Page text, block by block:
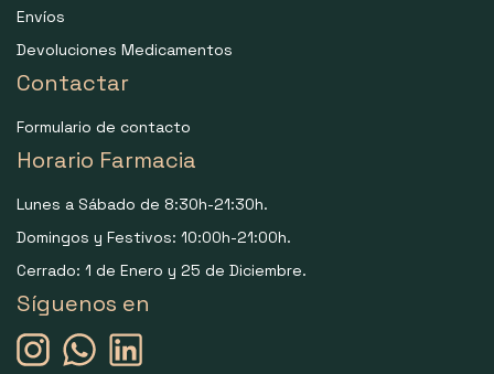
Envíos
Devoluciones Medicamentos
Contactar
Formulario de contacto
Horario Farmacia
Lunes a Sábado de 8:30h-21:30h.
Domingos y Festivos: 10:00h-21:00h.
Cerrado: 1 de Enero y 25 de Diciembre.
Síguenos en